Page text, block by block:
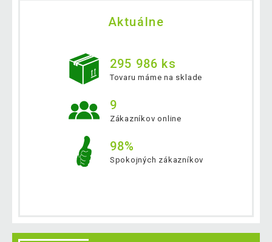
Aktuálne
295 986 ks
Tovaru máme na sklade
9
Zákazníkov online
98%
Spokojných zákazníkov